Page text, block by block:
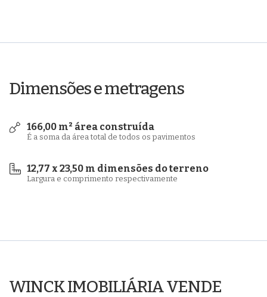
Dimensões e metragens
166,00 m² área construída
É a soma da área total de todos os pavimentos
12,77 x 23,50 m dimensões do terreno
Largura e comprimento respectivamente
WINCK IMOBILIÁRIA VENDE